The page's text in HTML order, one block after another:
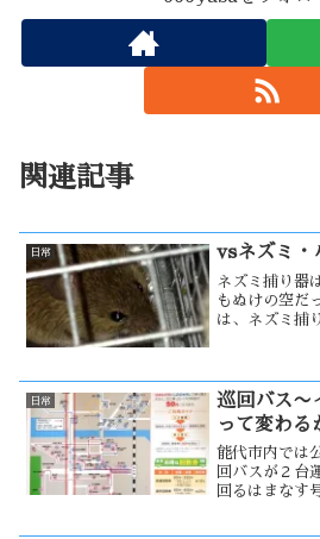
関連記事
日常 vsネズミ・
ネズミ捕り器
もぬけの空だ
は、ネズミ捕
プラスチック
た。しかし、
日常
巡回バス〜
って変わる
能代市内では
回バスが２台
回るはまなす
掛けて市内を